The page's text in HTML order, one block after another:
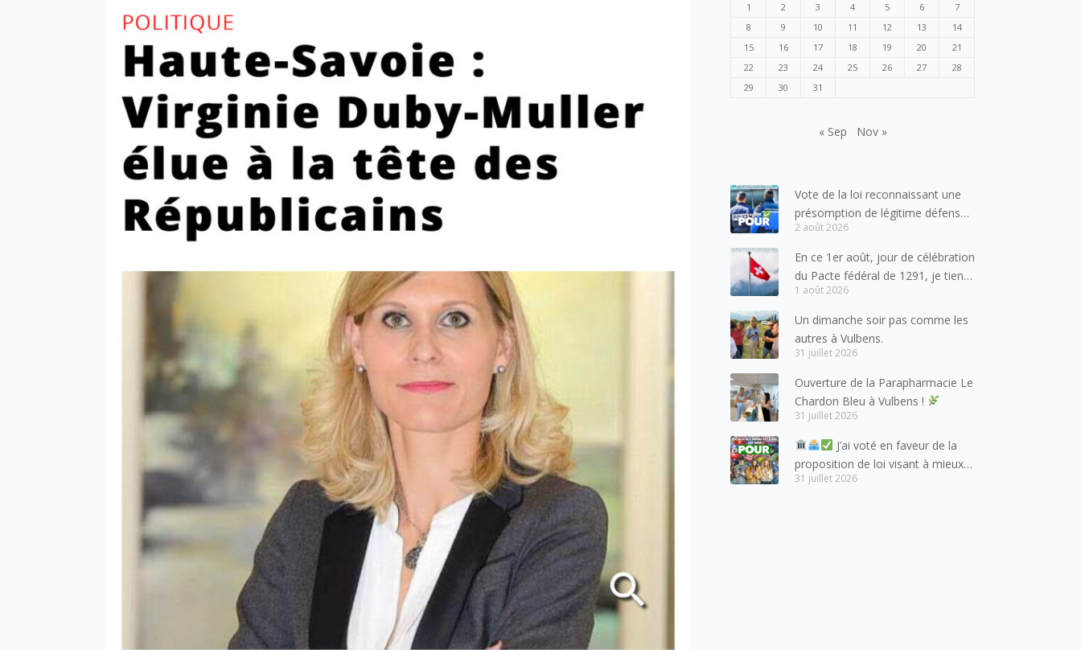
1 2 3 4 5 6
7
8
9 10 11 12 13
14
15
16 17 18 19 20
21
22
23 24 25 26 27
28
29
30 31
« Sep Nov »
Vote de la loi reconnaissant une
présomption de légitime défense
pour les forces de l’ordre
2 août 2026
En ce 1er août, jour de célébration
du Pacte fédéral de 1291, je tiens
à adresser mes meilleures
salutations à nos voisins et amis
suisses, et plus particulièrement
aux habitants du bassin genevois
lesquels la Haute-Savoie
entretient des liens étroits et
quotidiens.
1 août 2026
Un dimanche soir pas comme les
autres à Vulbens.
31 juillet 2026
Ouverture de la Parapharmacie Le
Chardon Bleu à Vulbens !
31 juillet 2026
J’ai voté en faveur de la
proposition de loi visant à mieux
protéger les mineurs des risques
31 juillet 2026